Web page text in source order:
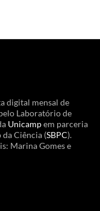
digital mensal de
Laboratório de
Unicampem parceria
da Ciência (SBPC).
Marina Gomes e